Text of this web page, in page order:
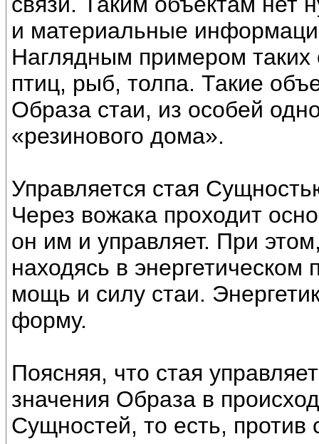
и материальные
Наглядным примером таких
птиц, рыб, толпа. Такие
Образа стаи, из особей
«резинового дома».
Управляется стая
Через вожака проходит
он им и управляет. При
находясь в энергетическом
мощь и силу стаи.
форму.
Поясняя, что стая
значения Образа в
Сущностей, то есть,